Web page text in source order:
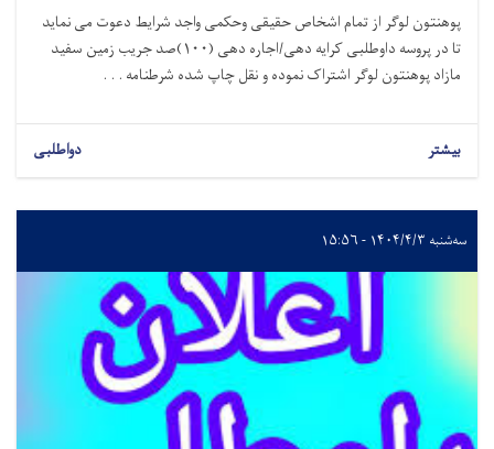
پوهنتونلوگر از تماماشخاص حقیقیوحکمی واجد شرایط دعوت می نماید
تا در پروسه داوطلبی
کرایه دهی/اجاره دهی (۱۰۰)صد جریب زمین سفید
مازاد پوهنتونلوگر اشتراک نموده و نقل چاپ شده شرطنامه . . .
بیشتر دواطلبی
سه‌شنبه ۱۴۰۴/۴/۳ - ۱۵:۵۶